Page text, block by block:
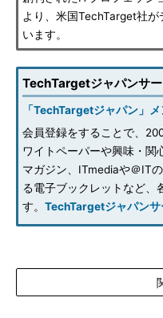
より、米国TechTarget社
います。
TechTargetジャパンサ
「TechTargetジャパン」
会員登録をすることで、
ワイトペーパーや興味・関
マガジン、ITmediaや＠IT
る電子ブックレットなど、
す。 TechTargetジャパン